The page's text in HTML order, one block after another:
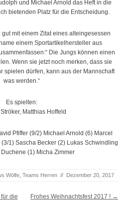
und Michael Arnold das Heft in die
bietenden Platz für die Entscheidung.
mit einem Zitat eines alteingesessen
einem Sportartikelhersteller aus
Die Jungs können einen
Wenn sie jetzt noch merken, dass sie
spielen dürfen, kann aus der Mannschaft
was werden.“
Es spielten:
Matthias Hoffeld
Pfiffer (9/2) Michael Arnold (6) Marcel
1) Sascha Becker (2) Lukas Schwindling
(1) Micha Zimmer
Wölfe Teams Herren // Dezember 20, 2017
die
Frohes Weihnachtsfest 2017 ! →